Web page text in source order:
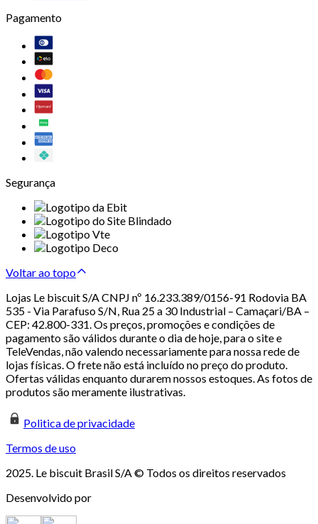
Pagamento
Segurança
Voltar ao topo
Lojas Le biscuit S/A CNPJ nº 16.233.389/0156-91 Rodovia BA
535 - Via Parafuso S/N, Rua 25 a 30 Industrial – Camaçari/BA –
CEP: 42.800-331. Os preços, promoções e condições de
pagamento são válidos durante o dia de hoje, para o site e
TeleVendas, não valendo necessariamente para nossa rede de
lojas físicas. O frete não está incluído no preço do produto.
Ofertas válidas enquanto durarem nossos estoques. As fotos de
produtos são meramente ilustrativas.
Politica de privacidade
Termos de uso
2025. Le biscuit Brasil S/A © Todos os direitos reservados
Desenvolvido por